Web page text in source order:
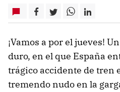
¡Vamos a por el jueves!
duro, en el que España
trágico accidente de tren
tremendo nudo en la